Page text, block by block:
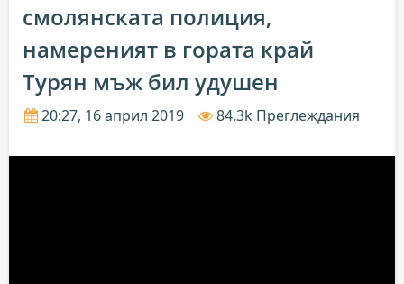
смолянската полиция,
намереният в гората край
Турян мъж бил удушен
20:27, 16 април 2019 84.3k Преглеждания